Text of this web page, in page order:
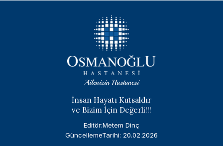
İnsan Hayatı Kutsaldır
ve Bizim İçin Değerli!!!
Editör:Metem Dinç
GüncellemeTarihi: 20.02.2026
Ailenizin Hastanesi